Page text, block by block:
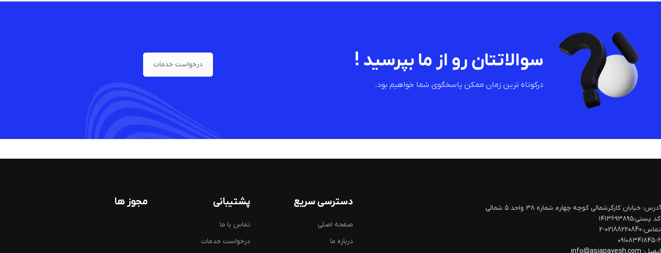
سوالاتتان رو از ما بپرسید !
درکوتاه ترین زمان ممکن پاسخگوی شما خواهیم بود.
درخواست خدمات
آدرس: خیابان کارگرشمالی کوچه چهارم‍ شماره ۳۸ واحد ۵ شمالی
کد پستی:۱۴۱۳۶۹۳۸۹۵
تماس: 02188220840-2
۰۹۱۰۸۳۴۱۸۴۵-۶
ایمیل:
دسترسی سریع
صفحه اصلی
درباره ما
پشتیبانی
تماس با ما
درخواست خدمات
مجوز ها